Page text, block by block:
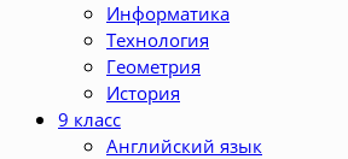
Информатика
Технология
Геометрия
История
9 класс
Английский язык